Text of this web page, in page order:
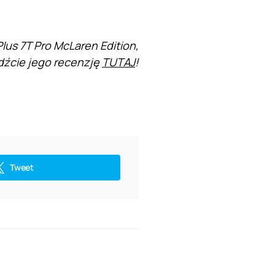
7T Pro McLaren Edition,
jego recenzję TUTAJ!
Tweet